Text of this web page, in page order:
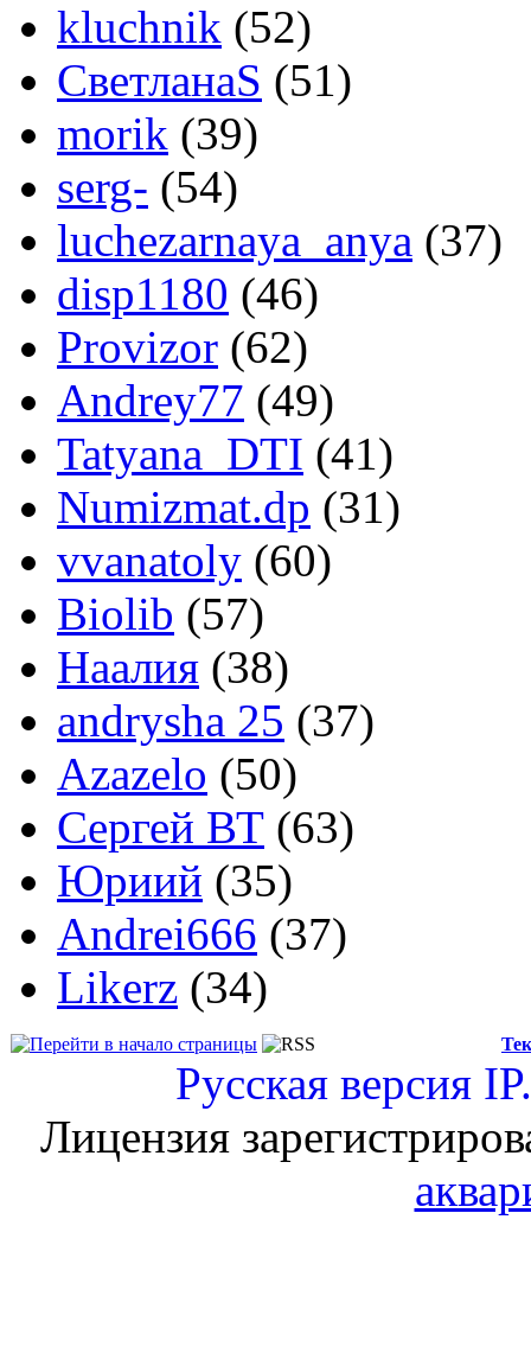
kluchnik (52)
СветланаS (51)
morik (39)
serg- (54)
luchezarnaya_anya (37)
disp1180 (46)
Provizor (62)
Andrey77 (49)
Tatyana_DTI (41)
Numizmat.dp (31)
vvanatoly (60)
Biolib (57)
Наалия (38)
andrysha 25 (37)
Azazelo (50)
Сергей ВТ (63)
Юриий (35)
Andrei666 (37)
Likerz (34)
Русская версия
Лицензия